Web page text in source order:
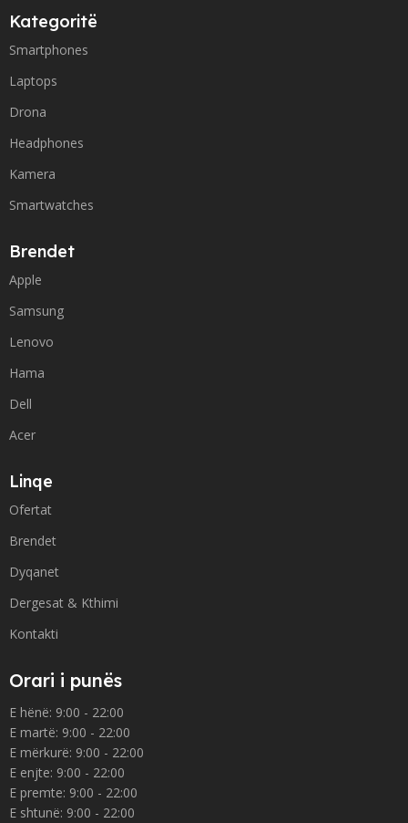
Kategoritë
Smartphones
Laptops
Drona
Headphones
Kamera
Smartwatches
Brendet
Apple
Samsung
Lenovo
Hama
Dell
Acer
Linqe
Ofertat
Brendet
Dyqanet
Dergesat & Kthimi
Kontakti
Orari i punës
E hënë: 9:00 - 22:00
E martë: 9:00 - 22:00
E mërkurë: 9:00 - 22:00
E enjte: 9:00 - 22:00
E premte: 9:00 - 22:00
E shtunë: 9:00 - 22:00